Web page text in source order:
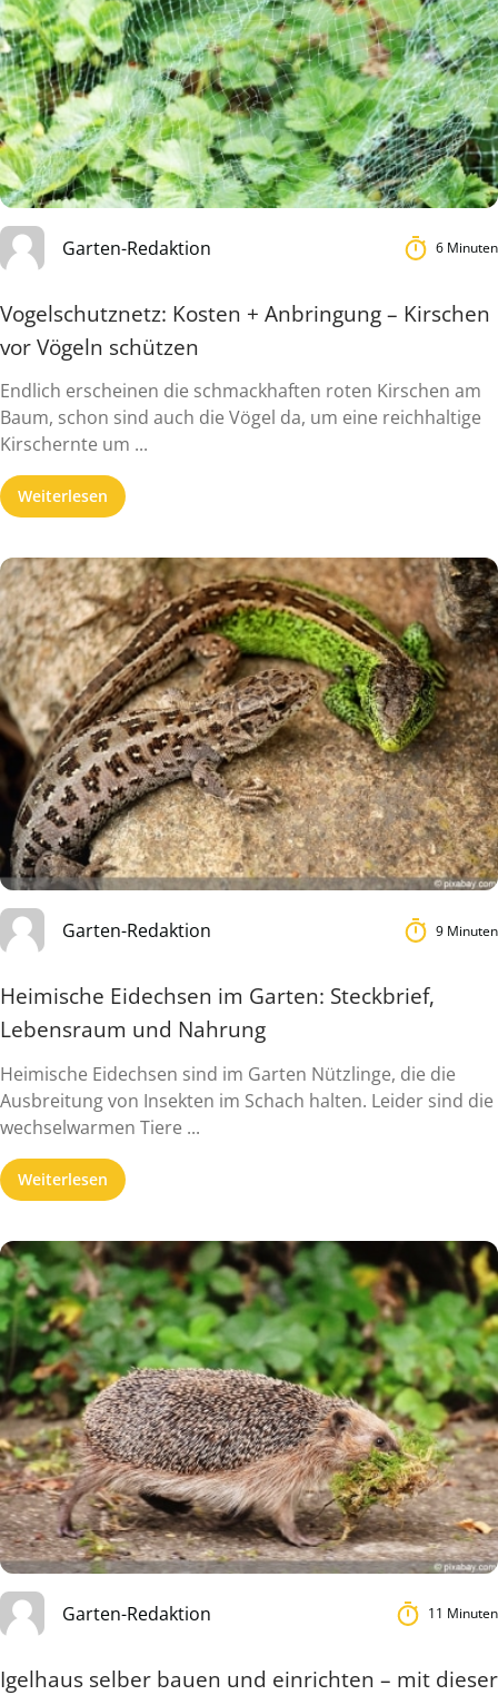
Garten-Redaktion 6 Minuten
Vogelschutznetz: Kosten + Anbringung – Kirschen
vor Vögeln schützen
Endlich erscheinen die schmackhaften roten Kirschen am
Baum, schon sind auch die Vögel da, um eine reichhaltige
Kirschernte um ...
Weiterlesen
Garten-Redaktion 9 Minuten
Heimische Eidechsen im Garten: Steckbrief,
Lebensraum und Nahrung
Heimische Eidechsen sind im Garten Nützlinge, die die
Ausbreitung von Insekten im Schach halten. Leider sind die
wechselwarmen Tiere ...
Weiterlesen
Garten-Redaktion 11 Minuten
Igelhaus selber bauen und einrichten – mit dieser